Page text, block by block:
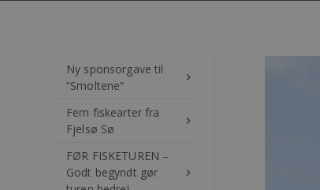
Ny sponsorgave til
”Smoltene”
keyboard_arrow_right
Fem fiskearter fra
Fjelsø Sø
keyboard_arrow_right
FØR FISKETUREN –
Godt begyndt gør
keyboard_arrow_right